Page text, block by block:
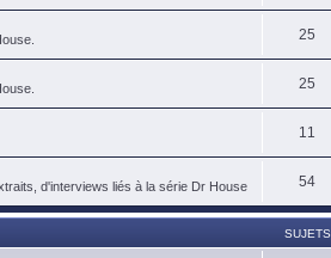
25
25
11
d'interviews liés à la série Dr House 54
SUJETS